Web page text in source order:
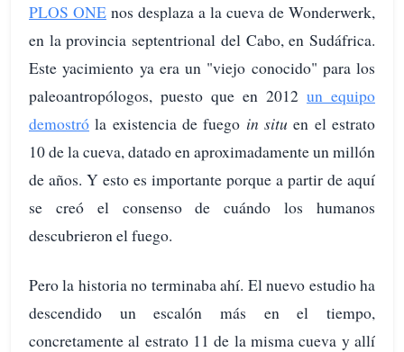
PLOS ONE nos desplaza a la cueva de Wonderwerk,
en la provincia septentrional del Cabo, en Sudáfrica.
Este yacimiento ya era un "viejo conocido" para los
paleoantropólogos, puesto que en 2012 un equipo
demostró la existencia de fuego in situen el estrato
10 de la cueva, datado en aproximadamente un millón
de años. Y esto es importante porque a partir de aquí
se creó el consenso de cuándo los humanos
descubrieron el fuego.
Pero la historia no terminaba ahí. El nuevo estudio ha
descendido un escalón más en el tiempo,
concretamente al estrato 11 de la misma cueva y allí